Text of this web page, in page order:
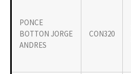
PONCE
BOTTON JORGE
ANDRES
CON320